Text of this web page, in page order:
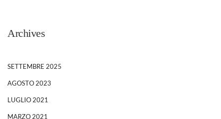
Archives
SETTEMBRE 2025
AGOSTO 2023
LUGLIO 2021
MARZO 2021